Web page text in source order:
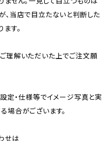
、当店で目立たないと判断した
す。
理解いただいた上でご注文願
定・仕様等でイメージ写真と実
場合がございます。
せは